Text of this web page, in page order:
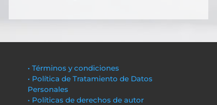
• Términos y condiciones
• Política de Tratamiento de Datos
Personales
• Políticas de derechos de autor